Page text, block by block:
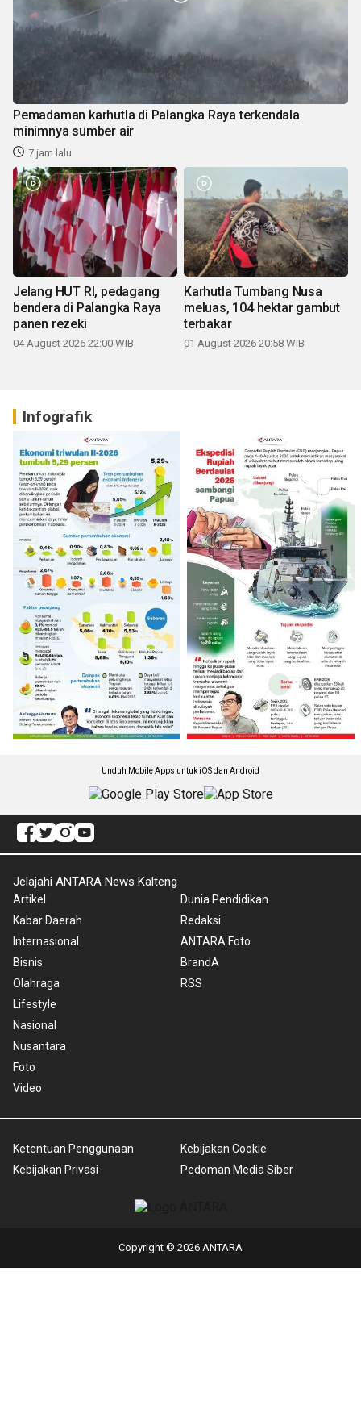
Pemadaman karhutla di Palangka Raya terkendala
minimnya sumber air
7 jam lalu
Jelang HUT RI, pedagang
bendera di Palangka Raya
panen rezeki
04 August 2026 22:00 WIB
Karhutla Tumbang Nusa
meluas, 104 hektar gambut
terbakar
01 August 2026 20:58 WIB
Infografik
Unduh Mobile Apps untuk iOS dan Android
Jelajahi ANTARA News Kalteng
Artikel
Kabar Daerah
Internasional
Bisnis
Olahraga
Lifestyle
Nasional
Nusantara
Foto
Video
Dunia Pendidikan
Redaksi
ANTARA Foto
BrandA
RSS
Ketentuan Penggunaan
Kebijakan Privasi
Kebijakan Cookie
Pedoman Media Siber
Copyright © 2026 ANTARA